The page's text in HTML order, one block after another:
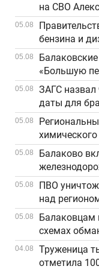
на СВО
05.08
бензина и
05.08
«Большую
05.08
ЗАГС
даты для
сентябре
05.08
химического
05.08
Балаково
Саратов
05.08
ПВО
над
05.08
Балаковцам
схемах
04.08
Труженица
отметила